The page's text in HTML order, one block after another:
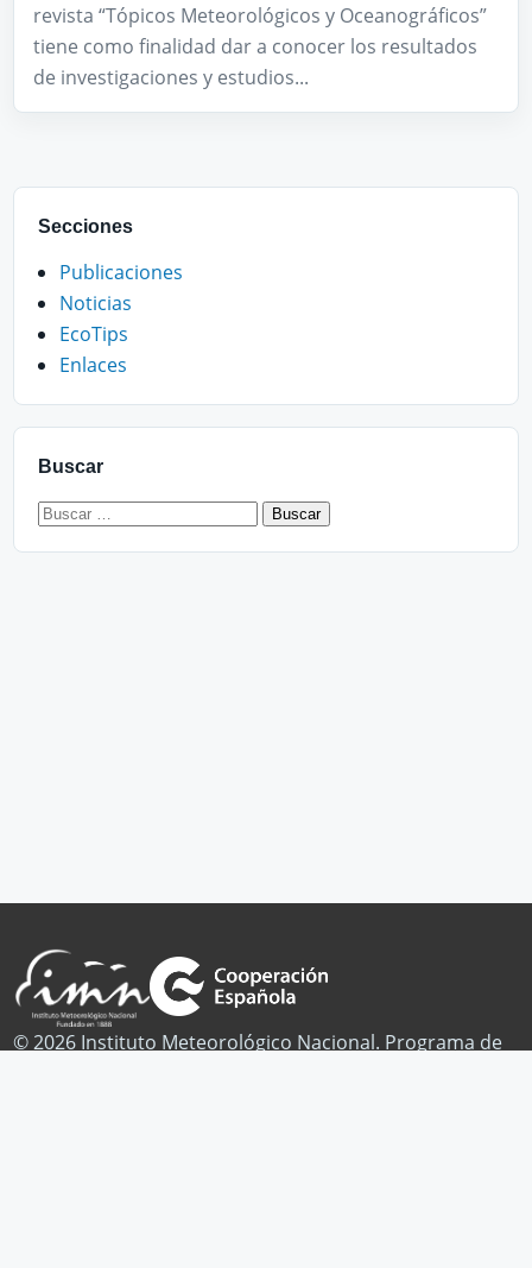
revista “Tópicos Meteorológicos y Oceanográficos”
tiene como finalidad dar a conocer los resultados
de investigaciones y estudios...
Secciones
Publicaciones
Noticias
EcoTips
Enlaces
Buscar
Buscar:
© 2026 Instituto Meteorológico Nacional. Programa de